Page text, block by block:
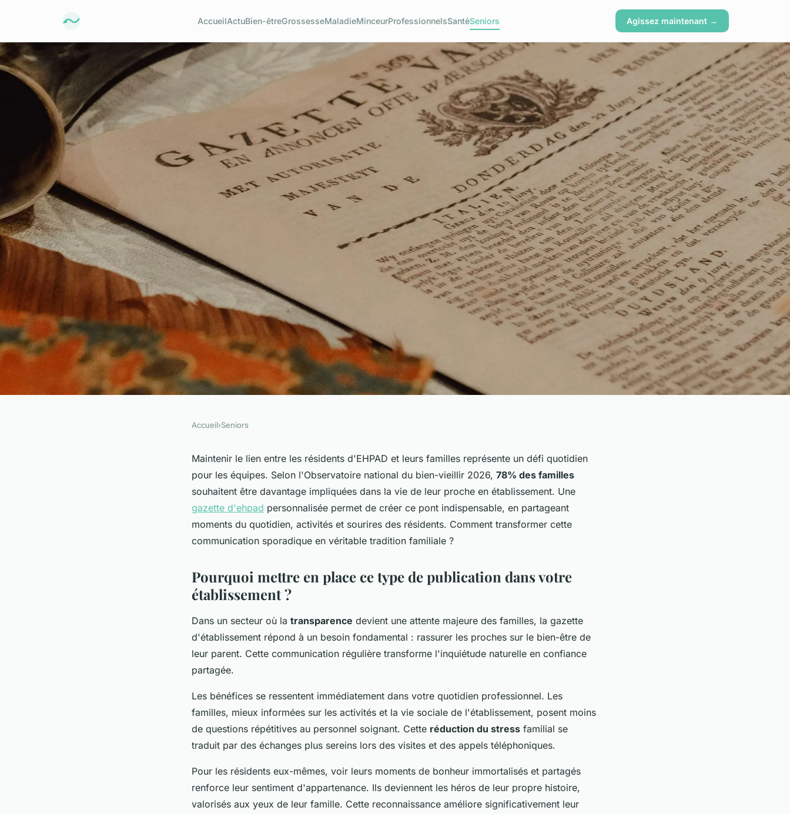
AccueilActuBien-êtreGrossesseMaladieMinceurProfessionnelsSantéSeniors Agissez maintenant →
Créer un lien : la gazette personnalisée
Accueil›Seniors
Maintenir le lien entre les résidents d'EHPAD et leurs familles représente un défi quotidien
pour les équipes. Selon l'Observatoire national du bien-vieillir 2026, 78% des familles
souhaitent être davantage impliquées dans la vie de leur proche en établissement. Une
gazette d'ehpad personnalisée permet de créer ce pont indispensable, en partageant
moments du quotidien, activités et sourires des résidents. Comment transformer cette
communication sporadique en véritable tradition familiale ?
Pourquoi mettre en place ce type de publication dans votre
établissement ?
Dans un secteur où la transparence devient une attente majeure des familles, la gazette
d'établissement répond à un besoin fondamental : rassurer les proches sur le bien-être de
leur parent. Cette communication régulière transforme l'inquiétude naturelle en confiance
partagée.
Les bénéfices se ressentent immédiatement dans votre quotidien professionnel. Les
familles, mieux informées sur les activités et la vie sociale de l'établissement, posent moins
de questions répétitives au personnel soignant. Cette réduction du stress familial se
traduit par des échanges plus sereins lors des visites et des appels téléphoniques.
Pour les résidents eux-mêmes, voir leurs moments de bonheur immortalisés et partagés
renforce leur sentiment d'appartenance. Ils deviennent les héros de leur propre histoire,
valorisés aux yeux de leur famille. Cette reconnaissance améliore significativement leur